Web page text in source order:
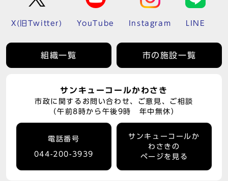
X(旧Twitter) YouTube Instagram LINE
組織一覧 市の施設一覧
サンキューコールかわさき
市政に関するお問い合わせ、ご意見、ご相談
（午前8時から午後9時 年中無休）
電話番号
044-200-3939
サンキューコールか
わさきの
ページを見る